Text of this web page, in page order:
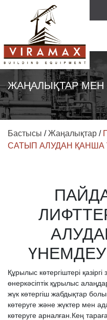
ЖАҢАЛЫҚТАР МЕН
Бастысы / Жаңалықтар /
САТЫП АЛУДАН ҚАНША
Құрылыс көтергіштері
өнеркәсіптік құрылыс
жүк көтергіш жабдықтар
көтеруге және жүктер мен
көтеруге арналған.Кең